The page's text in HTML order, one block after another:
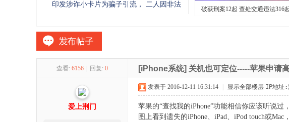
印发涉诈小卡片为骗子引流， 二人因非法
破获刑案12起 查处交通违法316
查看: 6156 回复: 0 [iPhone系统] 关机也可定位-----苹果申请
爱上荆门
发表于 2016-12-11 16:31:14 显示全部楼层 IP地址:
苹果的“查找我的iPhone”功能相信你应该听说
图上看到遗失的iPhone、iPad、iPod touch或